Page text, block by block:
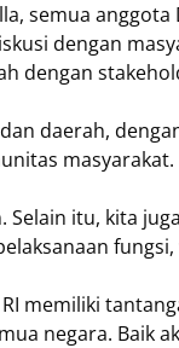
semua
dengan
dengan
daerah,
masyarakat.
Selain itu, kita
memiliki
negara. Baik